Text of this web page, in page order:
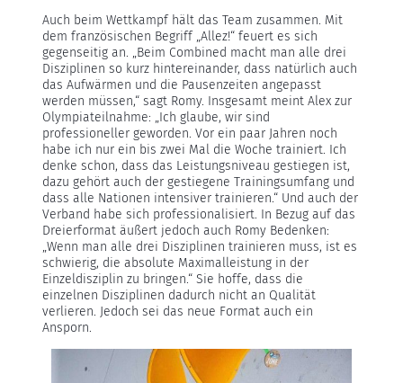
Auch beim Wettkampf hält das Team zusammen. Mit
dem französischen Begriff „Allez!“ feuert es sich
gegenseitig an. „Beim Combined macht man alle drei
Disziplinen so kurz hintereinander, dass natürlich auch
das Aufwärmen und die Pausenzeiten angepasst
werden müssen,“ sagt Romy. Insgesamt meint Alex zur
Olympiateilnahme: „Ich glaube, wir sind
professioneller geworden. Vor ein paar Jahren noch
habe ich nur ein bis zwei Mal die Woche trainiert. Ich
denke schon, dass das Leistungsniveau gestiegen ist,
dazu gehört auch der gestiegene Trainingsumfang und
dass alle Nationen intensiver trainieren.“ Und auch der
Verband habe sich professionalisiert. In Bezug auf das
Dreierformat äußert jedoch auch Romy Bedenken:
„Wenn man alle drei Disziplinen trainieren muss, ist es
schwierig, die absolute Maximalleistung in der
Einzeldisziplin zu bringen.“ Sie hoffe, dass die
einzelnen Disziplinen dadurch nicht an Qualität
verlieren. Jedoch sei das neue Format auch ein
Ansporn.